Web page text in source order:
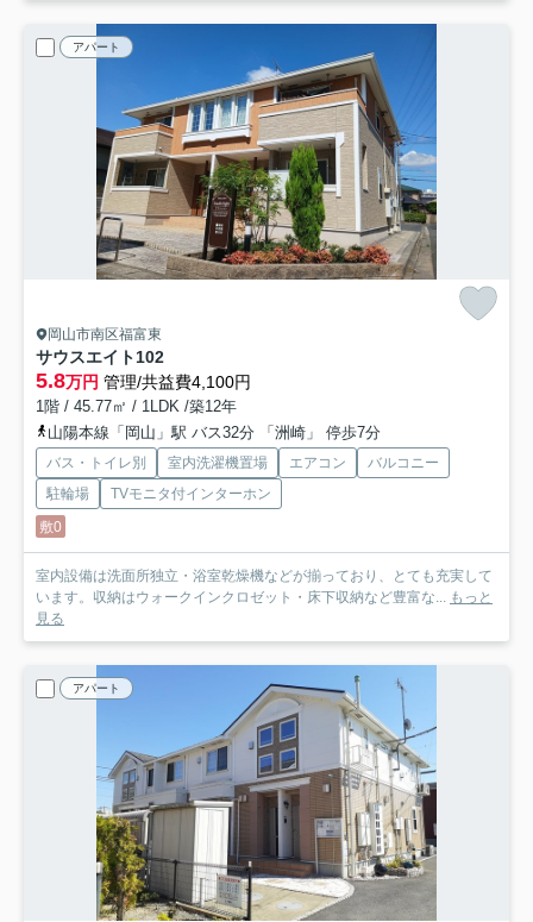
アパート
岡山市南区福富東
サウスエイト102
5.8万円 管理/共益費4,100円
1階 / 45.77㎡ / 1LDK /築12年
山陽本線「岡山」駅 バス32分 「洲崎」 停歩7分
バス・トイレ別 室内洗濯機置場 エアコン
バルコニー
駐輪場
TVモニタ付インターホン
敷0
室内設備は洗面所独立・浴室乾燥機などが揃っており、とても充実して
います。収納はウォークインクロゼット・床下収納など豊富な...
もっと
見る
アパート